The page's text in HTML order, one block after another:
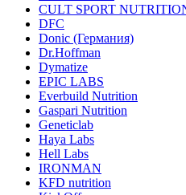
CULT SPORT
DFC
Donic (Германия)
Dr.Hoffman
Dymatize
EPIC LABS
Everbuild Nutrition
Gaspari Nutrition
Geneticlab
Haya Labs
Hell Labs
IRONMAN
KFD nutrition